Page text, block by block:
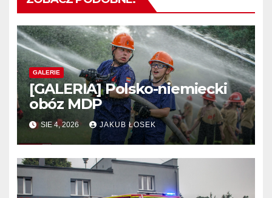
GALERIE
[GALERIA] Polsko-niemiecki
obóz MDP
SIE 4, 2026 JAKUB ŁOSEK